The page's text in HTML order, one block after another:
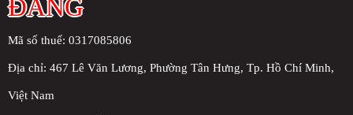
ĐĂNG
Mã số thuế: 0317085806
Địa chỉ: 467 Lê Văn Lương, Phường Tân Hưng, Tp. Hồ Chí Minh,
Việt Nam